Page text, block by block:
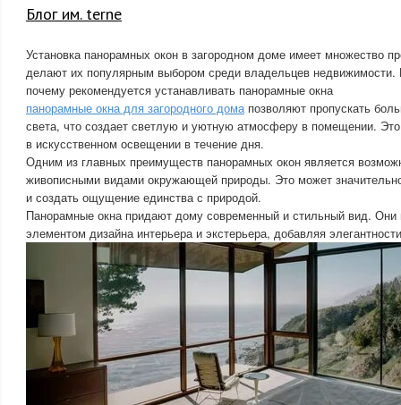
Блог им. terne
Установка панорамных окон в загородном доме имеет множество
делают их популярным выбором среди владельцев недвижимости.
почему рекомендуется устанавливать панорамные окна
панорамные окна для загородного домапозволяют пропускать
света, что создает светлую и уютную атмосферу в помещении. Это
в искусственном освещении в течение дня.
Одним из главных преимуществ панорамных окон является
живописными видами окружающей природы. Это может
и создать ощущение единства с природой.
Панорамные окна придают дому современный и стильный вид. Они
элементом дизайна интерьера и экстерьера, добавляя